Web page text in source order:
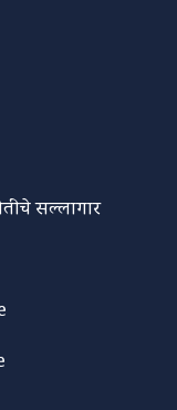
सल्लागार